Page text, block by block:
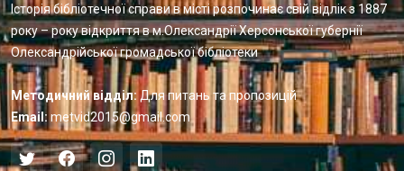
Історія бібліотечної справи в місті розпочинає свій відлік з 1887
року – року відкриття в м.Олександрії Херсонської губернії
Олександрійської громадської бібліотеки
Методичний відділ: Для питань та пропозицій
Email: metvid2015@gmail.com